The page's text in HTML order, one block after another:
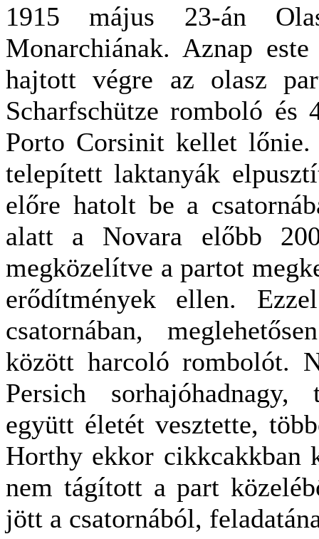
1915 május 23-án
Monarchiának. Aznap
hajtott végre az olasz
Scharfschütze romboló és
Porto Corsinit kellet lőnie.
telepített laktanyák
előre hatolt be a
alatt a Novara előbb
megközelítve a partot
erődítmények ellen.
csatornában,
között harcoló rombolót.
Persich
együtt életét vesztette,
Horthy ekkor cikkcakkban
nem tágított a part
jött a csatornából,